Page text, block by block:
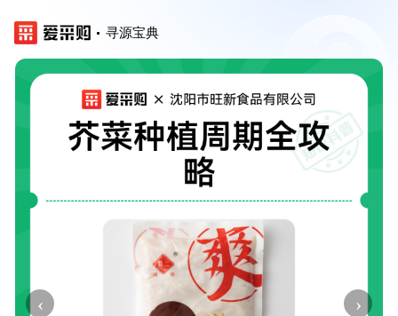
寻源宝典
‹ ›